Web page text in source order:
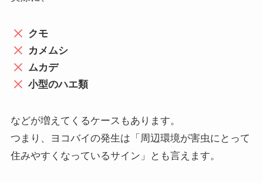
クモ
カメムシ
ムカデ
小型のハエ類
などが増えてくるケースもあります。
つまり、ヨコバイの発生は「周辺環境が害虫にとって
住みやすくなっているサイン」とも言えます。